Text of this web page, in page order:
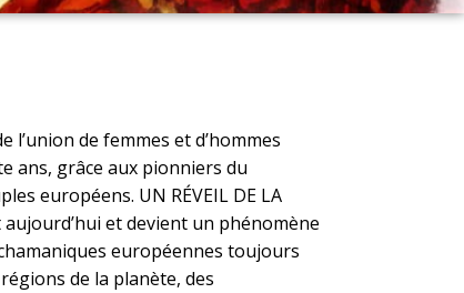
l’union de femmes et d’hommes
ans, grâce aux pionniers du
européens. UN RÉVEIL DE LA
et devient un phénomène
européennes toujours
de la planète, des